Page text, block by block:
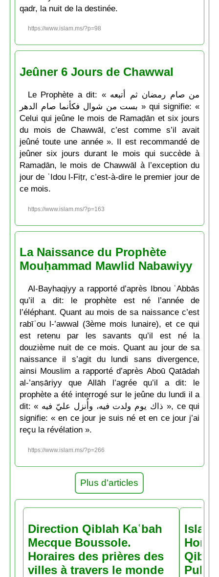
qadr, la nuit de la destinée.
https://www.islam.ms/?p=98
Jeûner 6 Jours de Chawwal
Le Prophète a dit: « من صام رمضان ثم أتبعه
بست من شوال فكأنما صام الدهر » qui signifie: «
Celui qui jeûne le mois de Ramaḍān et six jours
du mois de Chawwāl, c’est comme s’il avait
jeûné toute une année ». Il est recommandé de
jeûner six jours durant le mois qui succède à
Ramaḍān, le mois de Chawwāl à l’exception du
jour de ʿIdou l-Fiṭr, c’est-à-dire le premier jour de
ce mois.
https://www.islam.ms/?p=163
La Naissance du Prophète
Mouḥammad Mawlid Nabawiyy
Al-Bayhaqiyy a rapporté d’après Ibnou ʿAbbās
qu’il a dit: le prophète est né l’année de
l’éléphant. Quant au mois de sa naissance c’est
rabīʿou l-’awwal (3ème mois lunaire), et ce qui
est retenu par les savants qu’il est né la
douzième nuit de ce mois. Quant au jour de sa
naissance il s’agit du lundi sans divergence,
ainsi Mouslim a rapporté d’après Aboū Qatādah
al-’anṣāriyy que Allāh l’agrée qu’il a dit: le
prophète a été interrogé sur le jeûne du lundi il a
dit: « ذاك يوم ولدت فيه، وأُنزل عليّ فيه », ce qui
signifie: « en ce jour je suis né et en ce jour j’ai
reçu la révélation ».
https://www.islam.ms/?p=266
Plus d'articles
Direction Qiblah Kaʿbah
Mecque Boussole.
Horaires des prières des
villes à travers le monde
Pubs